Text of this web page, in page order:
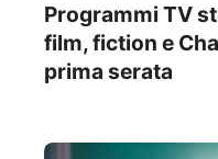
Programmi TV
film, fiction e
prima serata